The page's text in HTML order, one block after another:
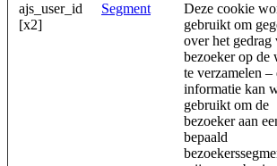
ajs_user_id
[x2]
Segment
Deze cookie
gebruikt om
over het gedrag
bezoeker op de
te verzamelen –
informatie kan
gebruikt om de
bezoeker aan
bepaald